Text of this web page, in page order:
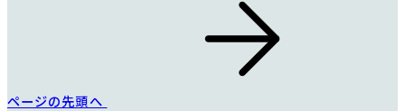
ページの先頭へ